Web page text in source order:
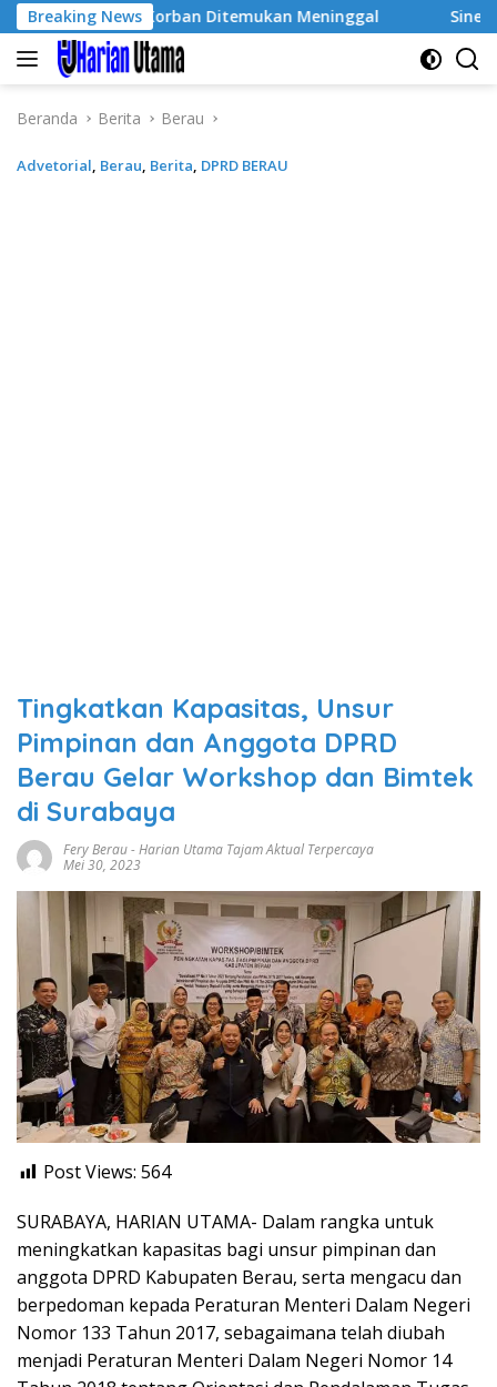
Langsung
ke
konten
Breaking News
Ditemukan Meninggal Sinergi Ketahanan
Beranda Berita Berau
Advetorial, Berau, Berita, DPRD BERAU
Tingkatkan Kapasitas, Unsur
Pimpinan dan Anggota DPRD
Berau Gelar Workshop dan Bimtek
di Surabaya
Fery Berau-Harian Utama Tajam Aktual Terpercaya
Mei 30, 2023
Post Views: 564
SURABAYA, HARIAN UTAMA- Dalam rangka untuk
meningkatkan kapasitas bagi unsur pimpinan dan
anggota DPRD Kabupaten Berau, serta mengacu dan
berpedoman kepada Peraturan Menteri Dalam Negeri
Nomor 133 Tahun 2017, sebagaimana telah diubah
menjadi Peraturan Menteri Dalam Negeri Nomor 14